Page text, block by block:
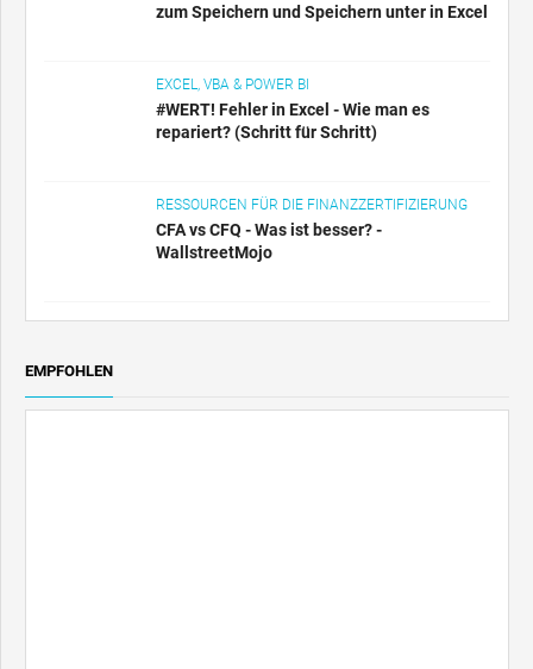
zum Speichern und Speichern unter in Excel
EXCEL, VBA & POWER BI
#WERT! Fehler in Excel - Wie man es
repariert? (Schritt für Schritt)
RESSOURCEN FÜR DIE FINANZZERTIFIZIERUNG
CFA vs CFQ - Was ist besser? -
WallstreetMojo
EMPFOHLEN